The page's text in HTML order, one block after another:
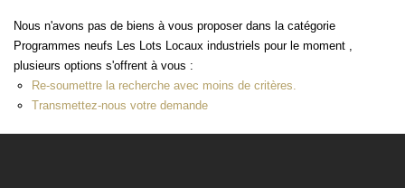
Qui Sommes-Nous
Créer une alerte
Nous n'avons pas de biens à vous proposer dans la catégorie
Programmes neufs Les Lots Locaux industriels pour le moment ,
plusieurs options s'offrent à vous :
Re-soumettre la recherche avec moins de critères.
Transmettez-nous votre demande